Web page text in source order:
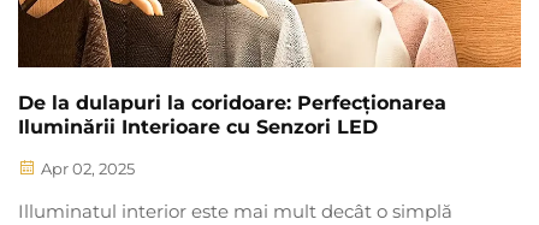
De la dulapuri la coridoare: Perfecționarea
Iluminării Interioare cu Senzori LED
Apr 02, 2025
Illuminatul interior este mai mult decât o simplă